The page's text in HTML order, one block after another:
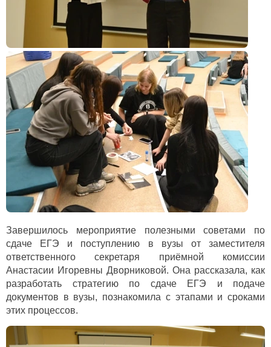
Завершилось мероприятие полезными советами по
сдаче ЕГЭ и поступлению в вузы от заместителя
ответственного секретаря приёмной комиссии
Анастасии Игоревны Дворниковой. Она рассказала, как
разработать стратегию по сдаче ЕГЭ и подаче
документов в вузы, познакомила с этапами и сроками
этих процессов.